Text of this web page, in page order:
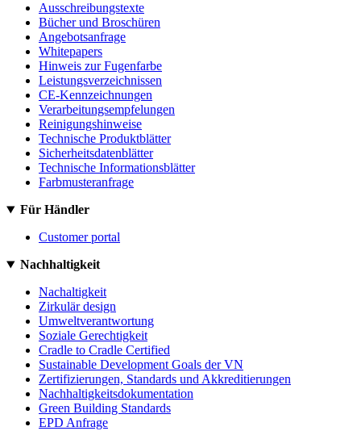
Ausschreibungstexte
Bücher und Broschüren
Angebotsanfrage
Whitepapers
Hinweis zur Fugenfarbe
Leistungsverzeichnissen
CE-Kennzeichnungen
Verarbeitungsempfelungen
Reinigungshinweise
Technische Produktblätter
Sicherheitsdatenblätter
Technische Informationsblätter
Farbmusteranfrage
Für Händler
Customer portal
Nachhaltigkeit
Nachaltigkeit
Zirkulär design
Umweltverantwortung
Soziale Gerechtigkeit
Cradle to Cradle Certified
Sustainable Development Goals der VN
Zertifizierungen, Standards und Akkreditierungen
Nachhaltigkeitsdokumentation
Green Building Standards
EPD Anfrage